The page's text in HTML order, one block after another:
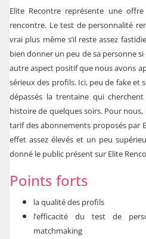
Elite Recontre représente une
rencontre. Le test de personnalité
vrai plus même s’il reste assez
bien donner un peu de sa personne
autre aspect positif que nous avons
sérieux des profils. Ici, peu de fake et
dépassés la trentaine qui
histoire de quelques soirs. Pour
tarif des abonnements proposés par
effet assez élevés et un peu
donné le public présent sur Elite
Points forts
la qualité des profils
l’efficacité du test de
matchmaking